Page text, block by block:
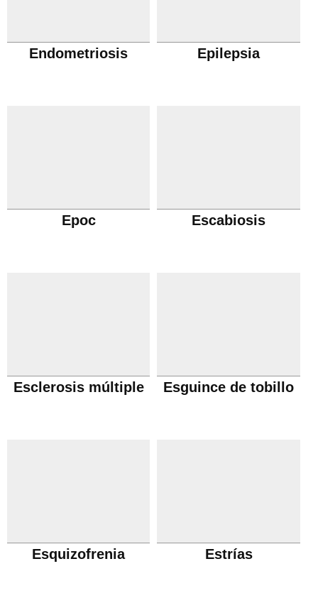
Endometriosis Epilepsia
Epoc Escabiosis
Esclerosis múltiple Esguince de tobillo
Esquizofrenia Estrías